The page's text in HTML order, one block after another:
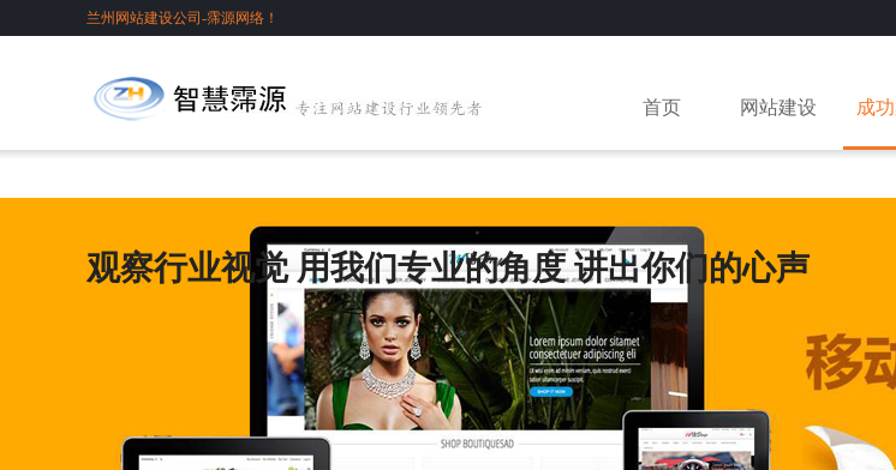
兰州网站建设公司-霈源网络！
首页 网站建设 成
观察行业视觉 用我们专业的角度 讲出你们的心声